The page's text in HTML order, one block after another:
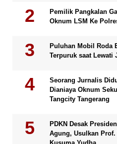
Pemilik Pangkalan
Oknum LSM Ke
Puluhan Mobil Roda
Terpuruk saat Lewati
Seorang Jurnalis
Dianiaya Oknum
Tangcity Tangerang
PDKN Desak
Agung, Usulkan